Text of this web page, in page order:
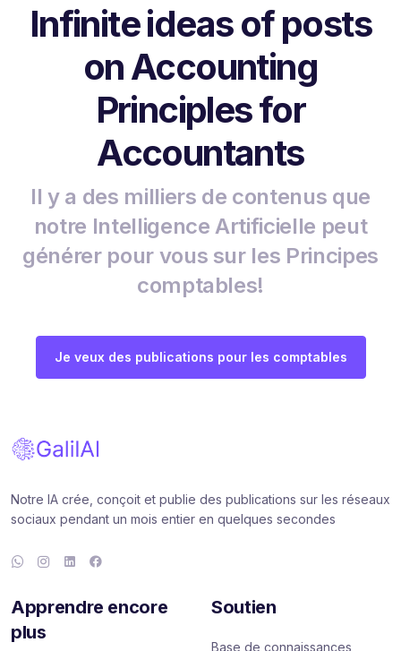
Infinite ideas of posts
on Accounting
Principles for
Accountants
Il y a des milliers de contenus que
notre Intelligence Artificielle peut
générer pour vous sur les Principes
comptables!
Je veux des publications pour les comptables
Notre IA crée, conçoit et publie des publications sur les réseaux
sociaux pendant un mois entier en quelques secondes
Apprendre encore
plus
Soutien
Base de connaissances